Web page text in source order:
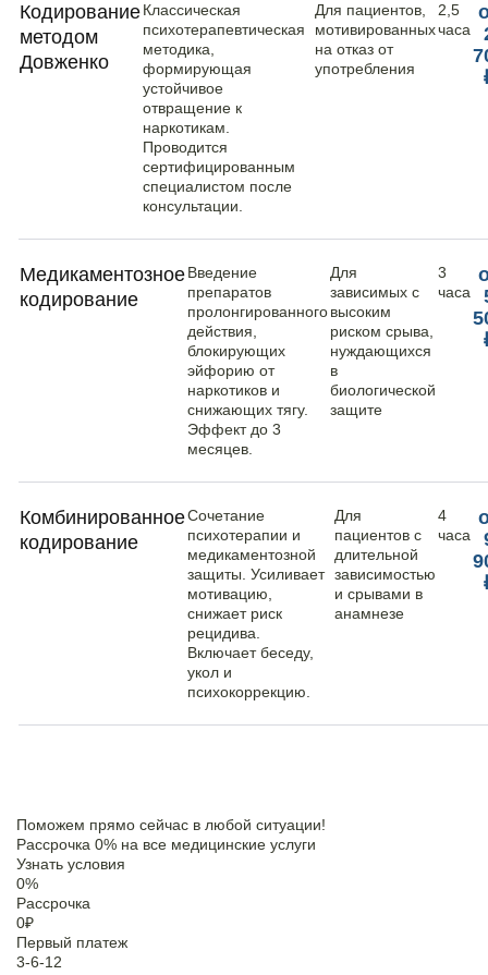
Кодирование
методом
Довженко
Классическая
психотерапевтическая
методика,
формирующая
устойчивое
отвращение к
наркотикам.
Проводится
сертифицированным
специалистом после
консультации.
Для пациентов,
мотивированных
на отказ от
употребления
2,5
часа
Медикаментозное
кодирование
Введение
препаратов
пролонгированного
действия,
блокирующих
эйфорию от
наркотиков и
снижающих тягу.
Эффект до 3
месяцев.
Для
зависимых с
высоким
риском срыва,
нуждающихся
в
биологической
защите
3
часа
Комбинированное
кодирование
Сочетание
психотерапии и
медикаментозной
защиты. Усиливает
мотивацию,
снижает риск
рецидива.
Включает беседу,
укол и
психокоррекцию.
Для
пациентов с
длительной
зависимостью
и срывами в
анамнезе
4
часа
Поможем прямо сейчас в любой ситуации!
Рассрочка 0% на все медицинские услуги
Узнать условия
0%
Рассрочка
0₽
Первый платеж
3-6-12